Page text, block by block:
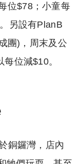
位$78；小童每
另設有PlanB
團)，周末及公
位減$10。
銅鑼灣，店內